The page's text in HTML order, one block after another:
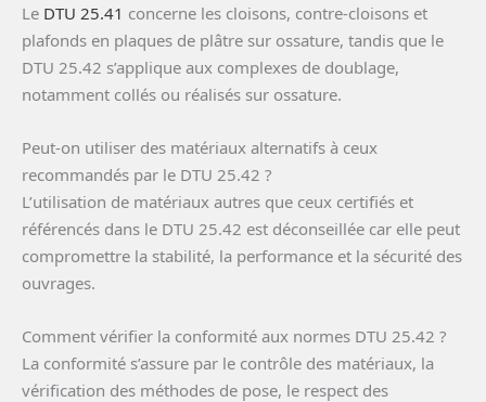
Le DTU 25.41 concerne les cloisons, contre-cloisons et
plafonds en plaques de plâtre sur ossature, tandis que le
DTU 25.42 s’applique aux complexes de doublage,
notamment collés ou réalisés sur ossature.
Peut-on utiliser des matériaux alternatifs à ceux
recommandés par le DTU 25.42 ?
L’utilisation de matériaux autres que ceux certifiés et
référencés dans le DTU 25.42 est déconseillée car elle peut
compromettre la stabilité, la performance et la sécurité des
ouvrages.
Comment vérifier la conformité aux normes DTU 25.42 ?
La conformité s’assure par le contrôle des matériaux, la
vérification des méthodes de pose, le respect des